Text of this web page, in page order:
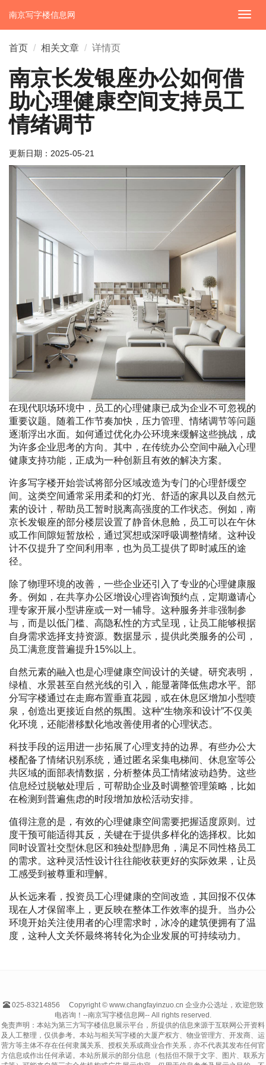
切
换
南京写字楼信息网
首页 相关文章 详情页
南京长发银座办公如何借
助心理健康空间支持员工
情绪调节
更新日期： 2025-05-21
在现代职场环境中，员工的心理健康已成为企业不可忽视的
重要议题。随着工作节奏加快，压力管理、情绪调节等问题
逐渐浮出水面。如何通过优化办公环境来缓解这些挑战，成
为许多企业思考的方向。其中，在传统办公空间中融入心理
健康支持功能，正成为一种创新且有效的解决方案。
许多写字楼开始尝试将部分区域改造为专门的心理舒缓空
间。这类空间通常采用柔和的灯光、舒适的家具以及自然元
素的设计，帮助员工暂时脱离高强度的工作状态。例如，南
京长发银座的部分楼层设置了静音休息舱，员工可以在午休
或工作间隙短暂放松，通过冥想或深呼吸调整情绪。这种设
计不仅提升了空间利用率，也为员工提供了即时减压的途
径。
除了物理环境的改善，一些企业还引入了专业的心理健康服
务。例如，在共享办公区增设心理咨询预约点，定期邀请心
理专家开展小型讲座或一对一辅导。这种服务并非强制参
与，而是以低门槛、高隐私性的方式呈现，让员工能够根据
自身需求选择支持资源。数据显示，提供此类服务的公司，
员工满意度普遍提升15%以上。
自然元素的融入也是心理健康空间设计的关键。研究表明，
绿植、水景甚至自然光线的引入，能显著降低焦虑水平。部
分写字楼通过在走廊布置垂直花园，或在休息区增加小型喷
泉，创造出更接近自然的氛围。这种“生物亲和设计”不仅美
化环境，还能潜移默化地改善使用者的心理状态。
科技手段的运用进一步拓展了心理支持的边界。有些办公大
楼配备了情绪识别系统，通过匿名采集电梯间、休息室等公
共区域的面部表情数据，分析整体员工情绪波动趋势。这些
信息经过脱敏处理后，可帮助企业及时调整管理策略，比如
在检测到普遍焦虑的时段增加放松活动安排。
值得注意的是，有效的心理健康空间需要把握适度原则。过
度干预可能适得其反，关键在于提供多样化的选择权。比如
同时设置社交型休息区和独处型静思角，满足不同性格员工
的需求。这种灵活性设计往往能收获更好的实际效果，让员
工感受到被尊重和理解。
从长远来看，投资员工心理健康的空间改造，其回报不仅体
现在人才保留率上，更反映在整体工作效率的提升。当办公
环境开始关注使用者的心理需求时，冰冷的建筑便拥有了温
度，这种人文关怀最终将转化为企业发展的可持续动力。
025-83214856
Copyright © www.changfayinzuo.cn 企业办公选址，欢迎您致
电咨询！--南京写字楼信息网-- All rights reserved.
免责声明：本站为第三方写字楼信息展示平台，所提供的信息来源于互联网公开资料
及人工整理，仅供参考。本站与相关写字楼的大厦产权方、物业管理方、开发商、运
营方等主体不存在任何隶属关系、授权关系或商业合作关系，亦不代表其发布任何官
方信息或作出任何承诺。本站所展示的部分信息（包括但不限于文字、图片、联系方